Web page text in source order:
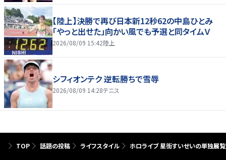
【陸上】決勝で再び日本新12秒62の中島ひとみ
「やっと出せた」向かい風でも予選と同タイムＶ
2026/08/09 15:42陸上
シフィオンテク 逆転勝ちで雪辱
2026/08/09 14:28テニス
TOP 話題の投稿 ライフスタイル ホロライブ 星街すいせいの単独展